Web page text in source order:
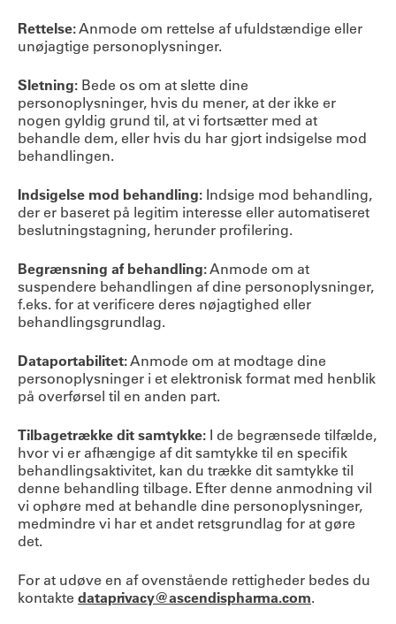
Rettelse:Anmode om rettelse af ufuldstændige eller
unøjagtige personoplysninger.
Sletning: Bede os om at slette dine
personoplysninger, hvis du mener, at der ikke er
nogen gyldig grund til, at vi fortsætter med at
behandle dem, eller hvis du har gjort indsigelse mod
behandlingen.
Indsigelse mod behandling: Indsige mod behandling,
der er baseret på legitim interesse eller automatiseret
beslutningstagning, herunder profilering.
Begrænsning af behandling:Anmode om at
suspendere behandlingen af dine personoplysninger,
f.eks. for at verificere deres nøjagtighed eller
behandlingsgrundlag.
Dataportabilitet:Anmode om at modtage dine
personoplysninger i et elektronisk format med henblik
på overførsel til en anden part.
Tilbagetrække dit samtykke: I de begrænsede tilfælde,
hvor vi er afhængige af dit samtykke til en specifik
behandlingsaktivitet, kan du trække dit samtykke til
denne behandling tilbage. Efter denne anmodning vil
vi ophøre med at behandle dine personoplysninger,
medmindre vi har et andet retsgrundlag for at gøre
det.
For at udøve en af ovenstående rettigheder bedes du
kontakte dataprivacy@ascendispharma.com.